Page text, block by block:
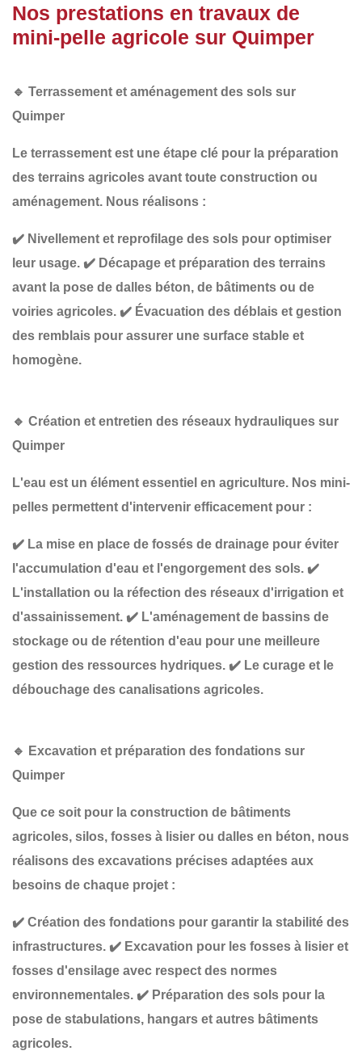
Nos prestations en travaux de
mini-pelle agricole sur Quimper
🔹 Terrassement et aménagement des sols sur
Quimper
Le terrassement est une étape clé pour la préparation
des terrains agricoles avant toute construction ou
aménagement. Nous réalisons :
✔️ Nivellement et reprofilage des sols pour optimiser
leur usage. ✔️ Décapage et préparation des terrains
avant la pose de dalles béton, de bâtiments ou de
voiries agricoles. ✔️ Évacuation des déblais et gestion
des remblais pour assurer une surface stable et
homogène.
🔹 Création et entretien des réseaux hydrauliques sur
Quimper
L'eau est un élément essentiel en agriculture. Nos mini-
pelles permettent d'intervenir efficacement pour :
✔️ La mise en place de fossés de drainage pour éviter
l'accumulation d'eau et l'engorgement des sols. ✔️
L'installation ou la réfection des réseaux d'irrigation et
d'assainissement. ✔️ L'aménagement de bassins de
stockage ou de rétention d'eau pour une meilleure
gestion des ressources hydriques. ✔️ Le curage et le
débouchage des canalisations agricoles.
🔹 Excavation et préparation des fondations sur
Quimper
Que ce soit pour la construction de bâtiments
agricoles, silos, fosses à lisier ou dalles en béton, nous
réalisons des excavations précises adaptées aux
besoins de chaque projet :
✔️ Création des fondations pour garantir la stabilité des
infrastructures. ✔️ Excavation pour les fosses à lisier et
fosses d'ensilage avec respect des normes
environnementales. ✔️ Préparation des sols pour la
pose de stabulations, hangars et autres bâtiments
agricoles.